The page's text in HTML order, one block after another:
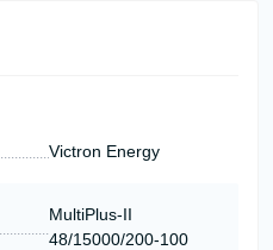
Victron Energy
MultiPlus-II
48/15000/200-100